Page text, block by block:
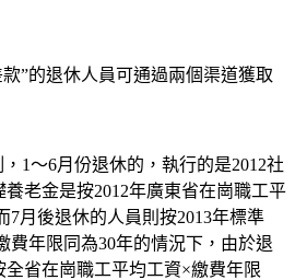
”的退休人員可通過兩個渠道獲取
1～6月份退休的，執行的是2012社
老金是按2012年廣東省在崗職工平
7月後退休的人員則按2013年標準
費年限同為30年的情況下，由於退
省在崗職工平均工資×繳費年限